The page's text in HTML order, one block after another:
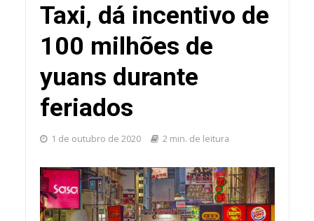
Taxi, dá incentivo de
100 milhões de
yuans durante
feriados
1 de outubro de 2020 2 min. de leitura